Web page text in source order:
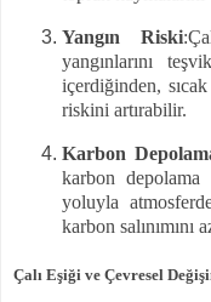
Yangın Riski
yangınlarını
içerdiğinden,
riskini artırabilir.
Karbon
karbon depolama
yoluyla
karbon salınımını
Çalı Eşiği ve Çevresel